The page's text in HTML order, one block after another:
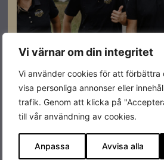
Vi värnar om din integritet
Vi använder cookies för att förbättra
visa personliga annonser eller
trafik. Genom att klicka på
till vår användning av cookies.
Anpassa Avvisa alla
Datablad
Ladda ner
Montageanvisningar
Installationsanvisningar